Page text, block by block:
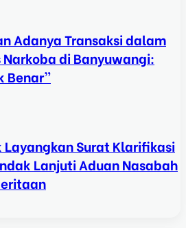
Adanya Transaksi dalam
Narkoba di Banyuwangi:
Benar”
Layangkan Surat Klarifikasi
Lanjuti Aduan Nasabah